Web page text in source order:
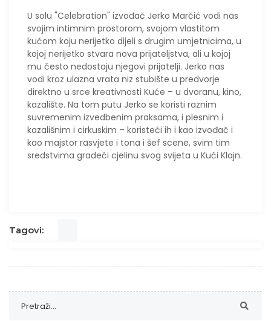
U solu "Celebration" izvođač Jerko Marčić vodi nas
svojim intimnim prostorom, svojom vlastitom
kućom koju nerijetko dijeli s drugim umjetnicima, u
kojoj nerijetko stvara nova prijateljstva, ali u kojoj
mu često nedostaju njegovi prijatelji. Jerko nas
vodi kroz ulazna vrata niz stubište u predvorje
direktno u srce kreativnosti Kuće – u dvoranu, kino,
kazalište. Na tom putu Jerko se koristi raznim
suvremenim izvedbenim praksama, i plesnim i
kazališnim i cirkuskim – koristeći ih i kao izvođač i
kao majstor rasvjete i tona i šef scene, svim tim
sredstvima gradeći cjelinu svog svijeta u Kući Klajn.
Tagovi: